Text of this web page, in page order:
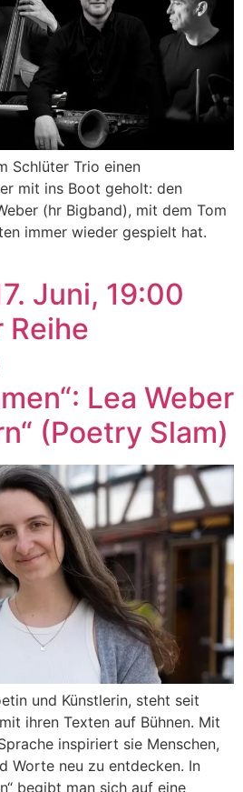
Schlüter Trio einen
mit ins Boot geholt: den
(hr Bigband), mit dem Tom
immer wieder gespielt hat.
Juni, 19:00
Reihe
Lea Weber
(Poetry Slam)
und Künstlerin, steht seit
ihren Texten auf Bühnen. Mit
inspiriert sie Menschen,
Worte neu zu entdecken. In
begibt man sich auf eine